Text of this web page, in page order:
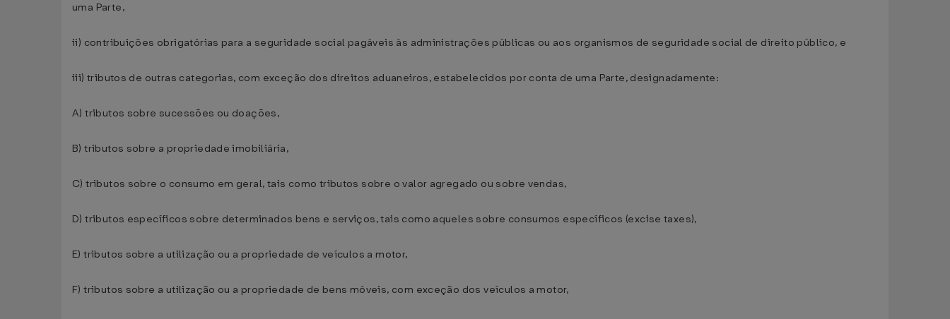
uma Parte,
ii) contribuições obrigatórias para a seguridade social pagáveis às administrações públicas ou aos organismos de seguridade social de direito público, e
iii) tributos de outras categorias, com exceção dos direitos aduaneiros, estabelecidos por conta de uma Parte, designadamente:
A) tributos sobre sucessões ou doações,
B) tributos sobre a propriedade imobiliária,
C) tributos sobre o consumo em geral, tais como tributos sobre o valor agregado ou sobre vendas,
D) tributos específicos sobre determinados bens e serviços, tais como aqueles sobre consumos específicos (excise taxes),
E) tributos sobre a utilização ou a propriedade de veículos a motor,
F) tributos sobre a utilização ou a propriedade de bens móveis, com exceção dos veículos a motor,